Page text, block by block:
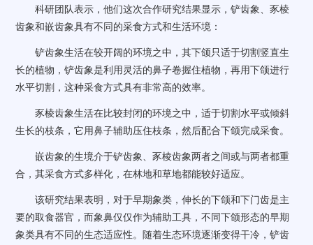
科研团队表示，他们这次合作研究结果显示，铲齿象、豕棱
齿象和嵌齿象具有不同的采食方式和生活环境：
铲齿象生活在较开阔的环境之中，其下颌只适于切割竖直生
长的植物，铲齿象是利用灵活的鼻子卷握住植物，再用下颌进行
水平切割，这种采食方式具有非常高的效率。
豕棱齿象生活在比较封闭的环境之中，适于切割水平或倾斜
生长的枝条，它用鼻子辅助压住枝条，然后配合下颌完成采食。
嵌齿象的生境介于铲齿象、豕棱齿象两者之间或与两者都重
合，其采食方式多样化，在林地和草地都能较好适应。
该研究结果表明，对于早期象类，伸长的下颌和下门齿是主
要的取食器官，而象鼻仅仅作为辅助工具，不同下颌形态的早期
象类具有不同的生态适应性。随着生态环境逐渐变得干冷，铲齿